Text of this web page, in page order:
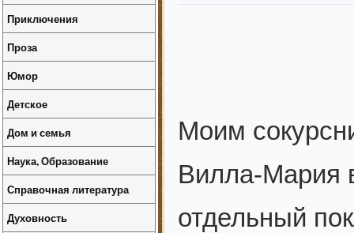
Моим
Вилла-Мария
отдельный
Приключения
Проза
Юмор
Детское
Дом и семья
Наука, Образование
Справочная литература
Духовность